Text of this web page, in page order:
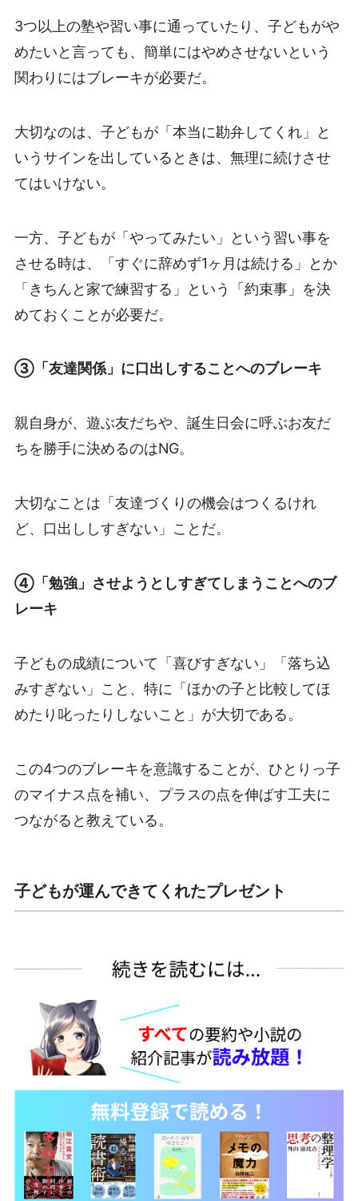
3つ以上の塾や習い事に通っていたり、子どもがや
めたいと言っても、簡単にはやめさせないという
関わりにはブレーキが必要だ。
大切なのは、子どもが「本当に勘弁してくれ」と
いうサインを出しているときは、無理に続けさせ
てはいけない。
一方、子どもが「やってみたい」という習い事を
させる時は、「すぐに辞めず1ヶ月は続ける」とか
「きちんと家で練習する」という「約束事」を決
めておくことが必要だ。
③「友達関係」に口出しすることへのブレーキ
親自身が、遊ぶ友だちや、誕生日会に呼ぶお友だ
ちを勝手に決めるのはNG。
大切なことは「友達づくりの機会はつくるけれ
ど、口出ししすぎない」ことだ。
④「勉強」させようとしすぎてしまうことへのブ
レーキ
子どもの成績について「喜びすぎない」「落ち込
みすぎない」こと、特に「ほかの子と比較してほ
めたり叱ったりしないこと」が大切である。
この4つのブレーキを意識することが、ひとりっ子
のマイナス点を補い、プラスの点を伸ばす工夫に
つながると教えている。
子どもが運んできてくれたプレゼント